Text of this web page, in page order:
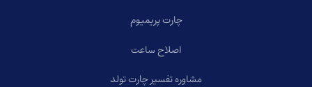
چارت پریمیوم
اصلاح ساعت
مشاوره تفسیر چارت تولد